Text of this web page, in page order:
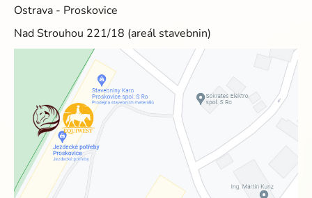
Ostrava - Proskovice
Nad Strouhou 221/18 (areál stavebnin)